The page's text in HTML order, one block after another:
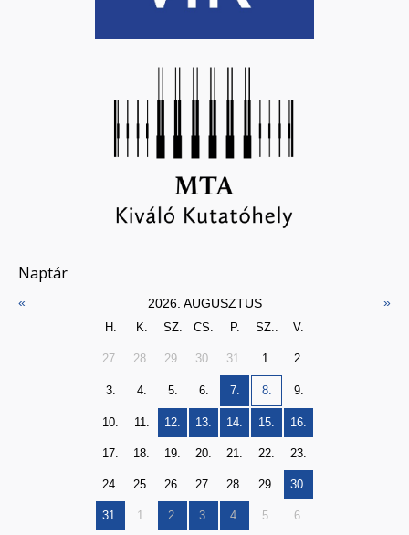
Naptár
« 2026. AUGUSZTUS »
H. K. SZ. CS. P. SZ.. V.
27. 28. 29. 30. 31. 1. 2.
3. 4. 5. 6. 7. 8. 9.
10. 11. 12. 13. 14. 15. 16.
17. 18. 19. 20. 21. 22. 23.
24. 25. 26. 27. 28. 29. 30.
31. 1. 2. 3. 4. 5. 6.